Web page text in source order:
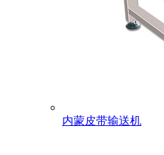
内蒙皮带输送机